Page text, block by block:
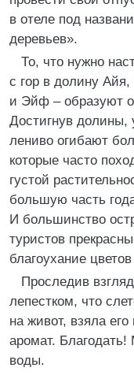
в отеле под
деревьев».
То, что нужно
с гор в долину
и Эйф – образуют
Достигнув
лениво огибают
которые часто
густой
большую часть
И большинство
туристов
благоухание
Проследив
лепестком, что
на живот, взяла
аромат.
воды.